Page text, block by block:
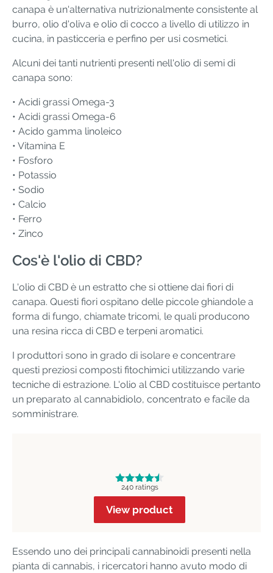
canapa è un'alternativa nutrizionalmente consistente al
burro, olio d'oliva e olio di cocco a livello di utilizzo in
cucina, in pasticceria e perfino per usi cosmetici.
Alcuni dei tanti nutrienti presenti nell'olio di semi di
canapa sono:
• Acidi grassi Omega-3
• Acidi grassi Omega-6
• Acido gamma linoleico
• Vitamina E
• Fosforo
• Potassio
• Sodio
• Calcio
• Ferro
• Zinco
Cos'è l'olio di CBD?
L'olio di CBD è un estratto che si ottiene dai fiori di
canapa. Questi fiori ospitano delle piccole ghiandole a
forma di fungo, chiamate tricomi, le quali producono
una resina ricca di CBD e terpeni aromatici.
I produttori sono in grado di isolare e concentrare
questi preziosi composti fitochimici utilizzando varie
tecniche di estrazione. L'olio al CBD costituisce pertanto
un preparato al cannabidiolo, concentrato e facile da
somministrare.
240 ratings
View product
Essendo uno dei principali cannabinoidi presenti nella
pianta di cannabis, i ricercatori hanno avuto modo di